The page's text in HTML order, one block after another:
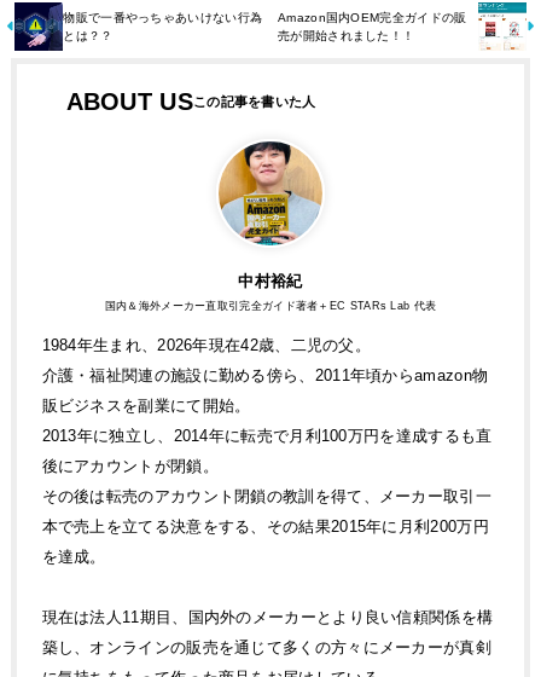
物販で一番やっちゃあいけない行為
とは？？
Amazon国内OEM完全ガイドの販
売が開始されました！！
ABOUT US
中村裕紀
国内＆海外メーカー直取引完全ガイド著者＋EC STARs Lab 代表
1984年生まれ、2026年現在42歳、二児の父。
介護・福祉関連の施設に勤める傍ら、2011年頃からamazon物
販ビジネスを副業にて開始。
2013年に独立し、2014年に転売で月利100万円を達成するも直
後にアカウントが閉鎖。
その後は転売のアカウント閉鎖の教訓を得て、メーカー取引一
本で売上を立てる決意をする、その結果2015年に月利200万円
を達成。
現在は法人11期目、国内外のメーカーとより良い信頼関係を構
築し、オンラインの販売を通じて多くの方々にメーカーが真剣